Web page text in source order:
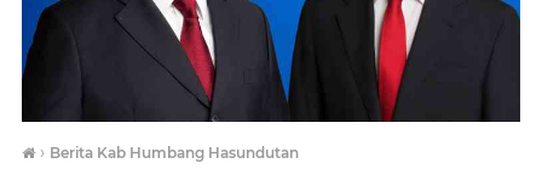
› Berita Kab Humbang Hasundutan